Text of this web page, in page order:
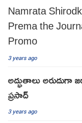
Namrata
Prema the
Promo
3 years ago
అద్భుతాలు అరుదుగా
ప్రసాద్
3 years ago